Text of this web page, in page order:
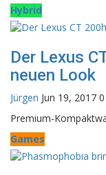
Hybrid
Der Lexus
neuen Look
Jürgen Jun 19, 2017 0
Premium-
Games